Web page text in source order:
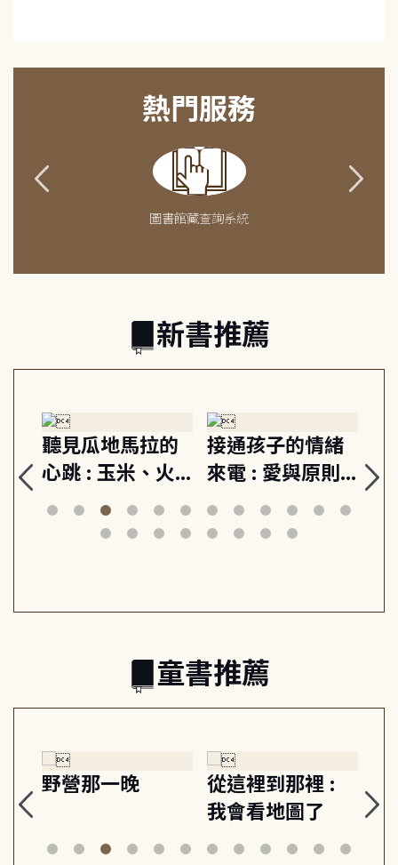
熱門服務
圖書館藏查詢系統
新書推薦
聽見瓜地馬拉的
心跳 : 玉米、火
山與信仰, 外交官
筆下的現代馬雅
接通孩子的情緒
來電 : 愛與原則,
建立教養的安定
節奏 22個行動練
關
童書推薦
野營那一晚
從這裡到那裡 :
我會看地圖了
美